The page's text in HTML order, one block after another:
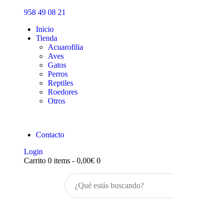
958 49 08 21
Inicio
Tienda
Acuarofilia
Aves
Gatos
Perros
Reptiles
Roedores
Otros
Contacto
Login
Carrito 0 items - 0,00€ 0
Inicio